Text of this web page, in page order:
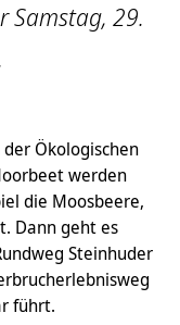
Samstag, 29.
Ökologischen
werden
die Moosbeere,
Dann geht es
Steinhuder
führt.